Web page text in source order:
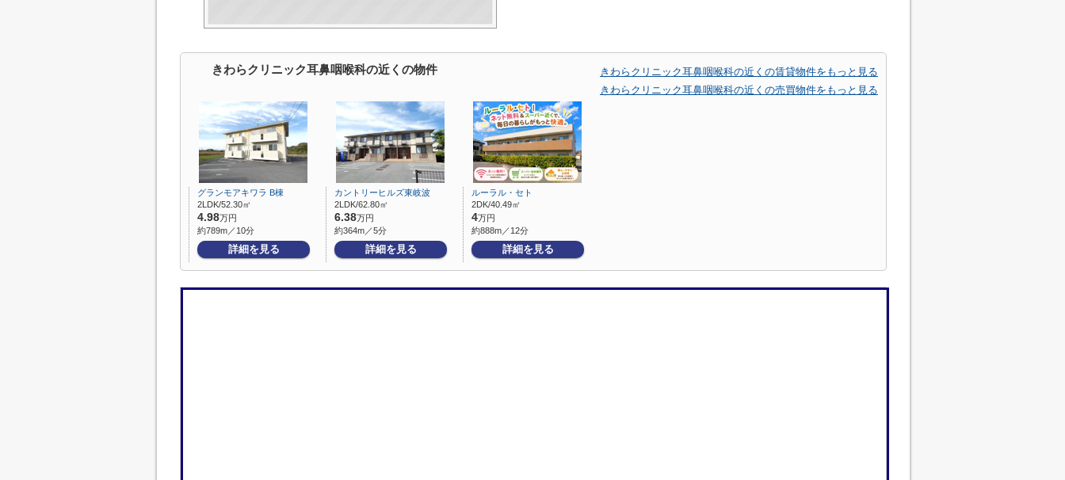
きわらクリニック耳鼻咽喉科の近くの物件
きわらクリニック耳鼻咽喉科の近くの賃貸物件をもっと見る
きわらクリニック耳鼻咽喉科の近くの売買物件をもっと見る
グランモアキワラ B棟
2LDK/52.30㎡
4.98万円
約789m／10分
詳細を見る
カントリーヒルズ東岐波
2LDK/62.80㎡
6.38万円
約364m／5分
詳細を見る
ルーラル・セト
2DK/40.49㎡
4万円
約888m／12分
詳細を見る